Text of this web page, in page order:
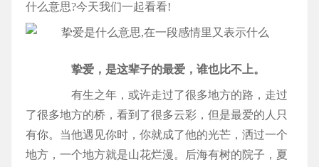
什么意思?今天我们一起看看!
挚爱，是这辈子的最爱，谁也比不上。
有生之年，或许走过了很多地方的路，走过
了很多地方的桥，看到了很多云彩，但是最爱的人只
有你。当他遇见你时，你就成了他的光芒，洒过一个
地方，一个地方就是山花烂漫。后海有树的院子，夏